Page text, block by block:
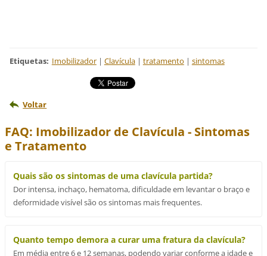
Etiquetas: Imobilizador | Clavícula | tratamento | sintomas
Voltar
FAQ: Imobilizador de Clavícula - Sintomas
e Tratamento
Quais são os sintomas de uma clavícula partida?
Dor intensa, inchaço, hematoma, dificuldade em levantar o braço e
deformidade visível são os sintomas mais frequentes.
Quanto tempo demora a curar uma fratura da clavícula?
Em média entre 6 e 12 semanas, podendo variar conforme a idade e